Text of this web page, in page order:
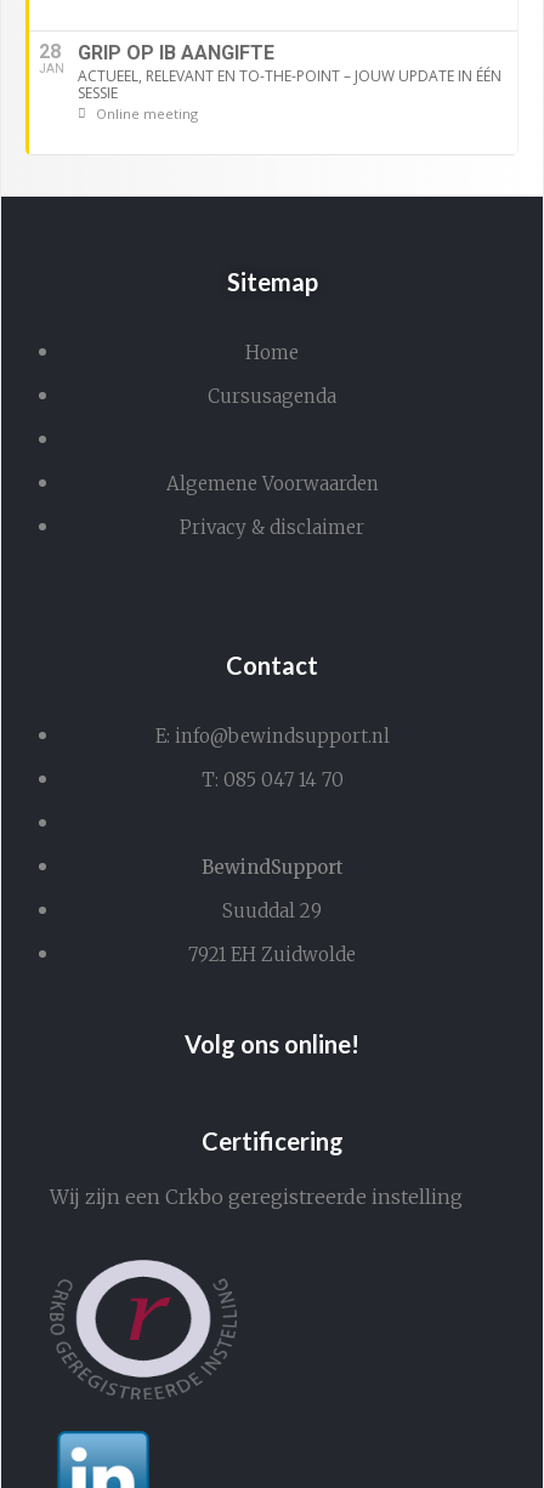
28
JAN
GRIP OP IB AANGIFTE
ACTUEEL, RELEVANT EN TO-THE-POINT – JOUW UPDATE IN ÉÉN
SESSIE
Online meeting
Sitemap
Home
Cursusagenda
Algemene Voorwaarden
Privacy & disclaimer
Contact
E: info@bewindsupport.nl
T: 085 047 14 70
BewindSupport
Suuddal 29
7921 EH Zuidwolde
Volg ons online!
Certificering
Wij zijn een Crkbo geregistreerde instelling